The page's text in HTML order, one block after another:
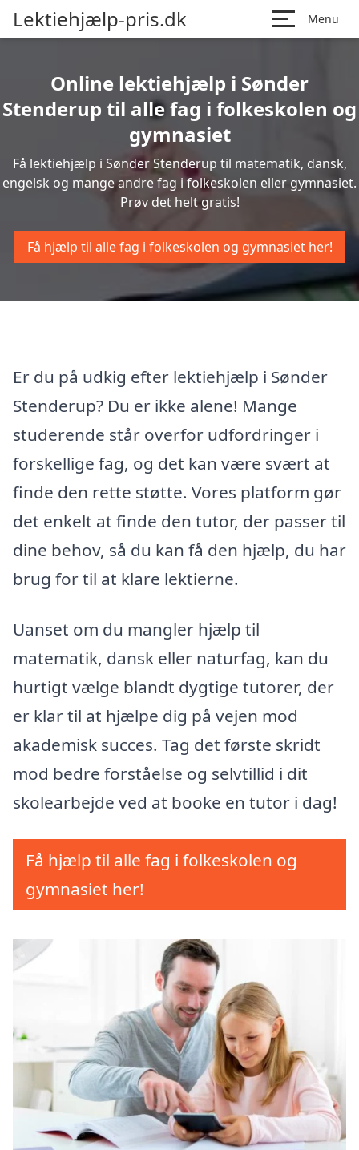
Lektiehjælp-pris.dk Menu
Online lektiehjælp i Sønder
Stenderup til alle fag i folkeskolen og
gymnasiet
Få lektiehjælp i Sønder Stenderup til matematik, dansk,
engelsk og mange andre fag i folkeskolen eller gymnasiet.
Prøv det helt gratis!
Få hjælp til alle fag i folkeskolen og gymnasiet her!
Er du på udkig efter lektiehjælp i Sønder
Stenderup? Du er ikke alene! Mange
studerende står overfor udfordringer i
forskellige fag, og det kan være svært at
finde den rette støtte. Vores platform gør
det enkelt at finde den tutor, der passer til
dine behov, så du kan få den hjælp, du har
brug for til at klare lektierne.
Uanset om du mangler hjælp til
matematik, dansk eller naturfag, kan du
hurtigt vælge blandt dygtige tutorer, der
er klar til at hjælpe dig på vejen mod
akademisk succes. Tag det første skridt
mod bedre forståelse og selvtillid i dit
skolearbejde ved at booke en tutor i dag!
Få hjælp til alle fag i folkeskolen og
gymnasiet her!